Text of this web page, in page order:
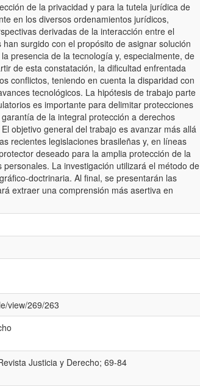
de la privacidad y para la tutela jurídica de
en los diversos ordenamientos jurídicos,
derivadas de la interacción entre el
surgido con el propósito de asignar solución
presencia de la tecnología y, especialmente, de
de esta constatación, la dificultad enfrentada
conflictos, teniendo en cuenta la disparidad con
tecnológicos. La hipótesis de trabajo parte
es importante para delimitar protecciones
de la integral protección a derechos
objetivo general del trabajo es avanzar más allá
recientes legislaciones brasileñas y, en líneas
deseado para la amplia protección de la
La investigación utilizará el método de
doctrinaria. Al final, se presentarán las
extraer una comprensión más asertiva en
view/269/263
Justicia y Derecho; 69-84